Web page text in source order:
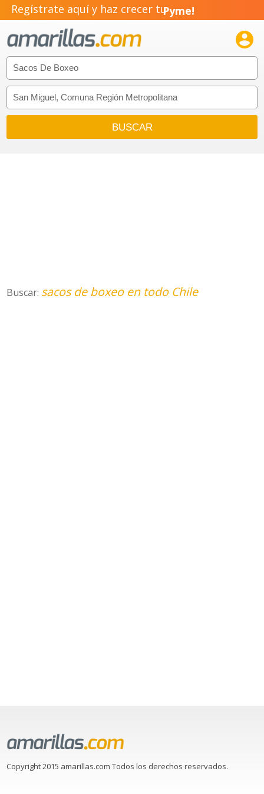
Regístrate aquí y haz crecer tuPyme!
Emprendimiento!

Buscar: sacos de boxeo en todo Chile
Copyright 2015 amarillas.com Todos los derechos reservados.